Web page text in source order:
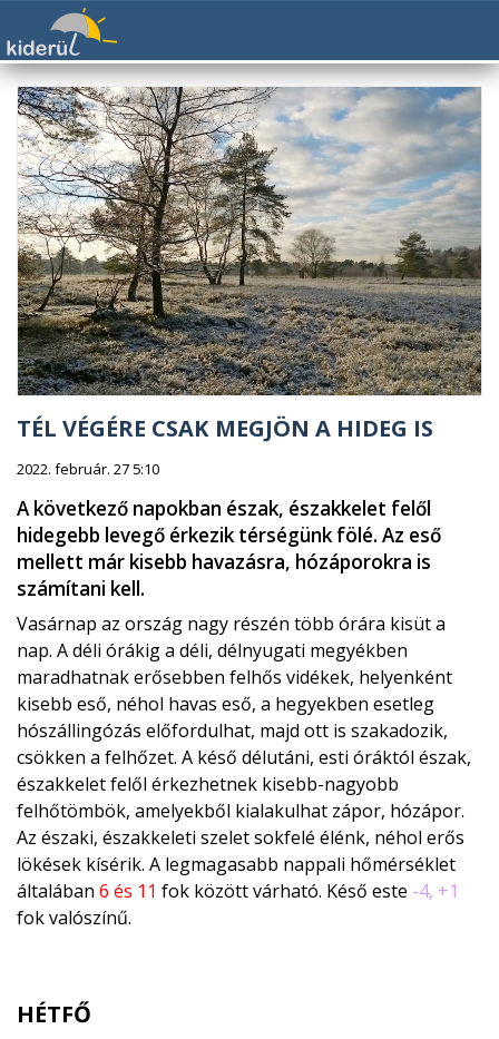
TÉL VÉGÉRE CSAK MEGJÖN A HIDEG IS
2022. február. 27 5:10
A következő napokban észak, északkelet felől
hidegebb levegő érkezik térségünk fölé. Az eső
mellett már kisebb havazásra, hózáporokra is
számítani kell.
Vasárnap az ország nagy részén több órára kisüt a
nap. A déli órákig a déli, délnyugati megyékben
maradhatnak erősebben felhős vidékek, helyenként
kisebb eső, néhol havas eső, a hegyekben esetleg
hószállingózás előfordulhat, majd ott is szakadozik,
csökken a felhőzet. A késő délutáni, esti óráktól észak,
északkelet felől érkezhetnek kisebb-nagyobb
felhőtömbök, amelyekből kialakulhat zápor, hózápor.
Az északi, északkeleti szelet sokfelé élénk, néhol erős
lökések kísérik. A legmagasabb nappali hőmérséklet
általában 6 és 11 fok között várható. Késő este -4, +1
fok valószínű.
HÉTFŐ